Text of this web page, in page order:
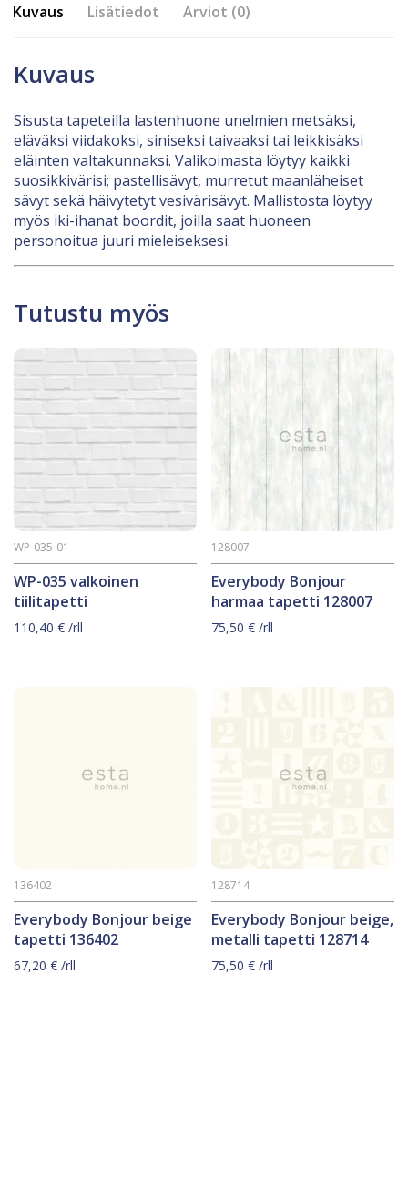
Kuvaus Lisätiedot Arviot (0)
Kuvaus
Sisusta tapeteilla lastenhuone unelmien metsäksi,
eläväksi viidakoksi, siniseksi taivaaksi tai leikkisäksi
eläinten valtakunnaksi. Valikoimasta löytyy kaikki
suosikkivärisi; pastellisävyt, murretut maanläheiset
sävyt sekä häivytetyt vesivärisävyt. Mallistosta löytyy
myös iki-ihanat boordit, joilla saat huoneen
personoitua juuri mieleiseksesi.
Tutustu myös
WP-035 valkoinen
tiilitapetti
WP-035-01
110,40 € /rll
Everybody Bonjour
harmaa tapetti 128007
128007
75,50€ /rll
Everybody Bonjour beige
tapetti 136402
136402
67,20 € /rll
Everybody Bonjour beige,
metalli tapetti 128714
128714
75,50€ /rll